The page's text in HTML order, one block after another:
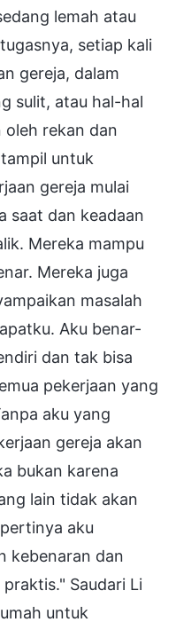
lemah atau
setiap kali
gereja, dalam
sulit, atau hal-hal
oleh rekan dan
untuk
gereja mulai
saat dan keadaan
Mereka mampu
Mereka juga
masalah
Aku benar-
dan tak bisa
pekerjaan yang
aku yang
gereja akan
bukan karena
lain tidak akan
aku
kebenaran dan
Saudari Li
untuk